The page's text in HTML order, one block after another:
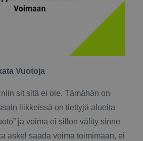
Vuotoja
sit sitä ei ole. Tämähän on
liikkeissä on tiettyjä alueita
ja voima ei sillon välity sinne
askel saada voima toimimaan, ei